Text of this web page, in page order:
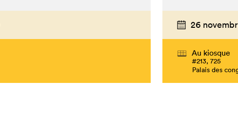
26
Au kiosque
#213, 725
Palais des